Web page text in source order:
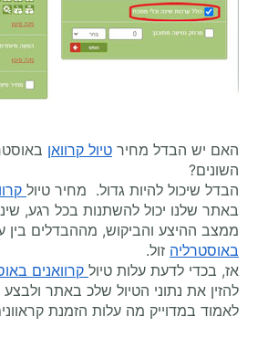
האם יש הבדל מחיר טיול קרוואן
השונים?
הבדל שיכול להיות גדול. מחיר טיול
באתר שלנו יכול להשתנות בכל רגע,
ממצב ההיצע והביקוש, מההבדלים בין
באוסטרליה זול.
אז, בכדי לדעת עלות טיול קרוואנים
להזין את נתוני הטיול שלכ באתר ולבצע
לאמוד במדוייק מה עלות הזמנת